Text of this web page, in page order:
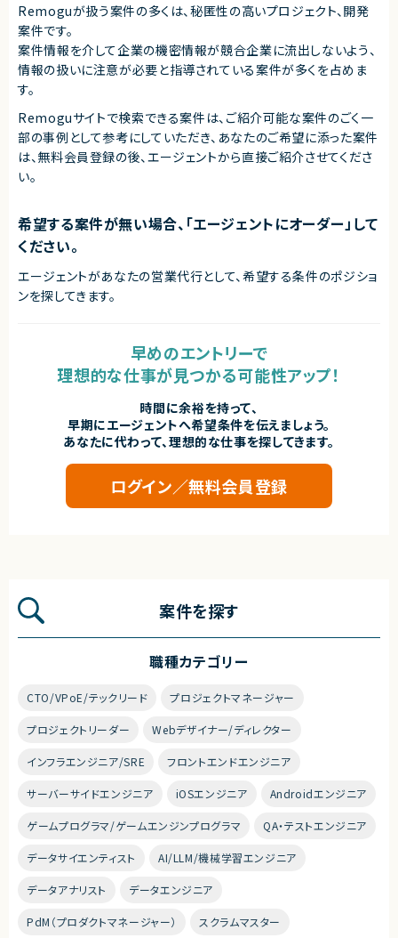
・顧客のリアルな声を大切にしたい方
契約形態
業務委託(準委任契約)
契約元
株式会社LASSIC
エージェントから
★ 為替リスクという社会性の高い金融課題に、AI・データサイエンスで直接
アプローチできます
★ 生成AI活用やアルゴリズム開発など、先端技術を実サービスで試せるポ
ジションです
★ アジアを皮切りにした海外展開を見据え、グローバル志向のプロダクト開
発に携われます
Remoguが扱う案件の多くは、秘匿性の高いプロジェクト、開発
案件です。
案件情報を介して企業の機密情報が競合企業に流出しないよう、
情報の扱いに注意が必要と指導されている案件が多くを占めま
す。
Remoguサイトで検索できる案件は、ご紹介可能な案件のごく一
部の事例として参考にしていただき、 あなたのご希望に添った案件
は、無料会員登録の後、エージェントから直接ご紹介させてくださ
い。
希望する案件が無い場合、「エージェントにオーダー」して
ください。
エージェントがあなたの営業代行として、希望する条件のポジショ
ンを探してきます。
早めのエントリーで
理想的な仕事が見つかる可能性アップ！
時間に余裕を持って、
早期にエージェントへ希望条件を伝えましょう。
あなたに代わって、理想的な仕事を探してきます。
ログイン／無料会員登録
案件を探す
職種カテゴリー
CTO/VPoE/テックリード プロジェクトマネージャー
プロジェクトリーダー Webデザイナー/ディレクター
インフラエンジニア/SRE フロントエンドエンジニア
サーバーサイドエンジニア iOSエンジニア Androidエンジニア
ゲームプログラマ/ゲームエンジンプログラマ QA・テストエンジニア
データサイエンティスト AI/LLM/機械学習エンジニア
データアナリスト データエンジニア
PdM（プロダクトマネージャー） スクラムマスター